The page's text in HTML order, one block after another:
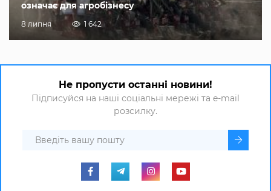
означає для агробізнесу
8 липня 1 642
Не пропусти останні новини!
Підписуйся на наші соціальні мережі та e-mail
розсилку.